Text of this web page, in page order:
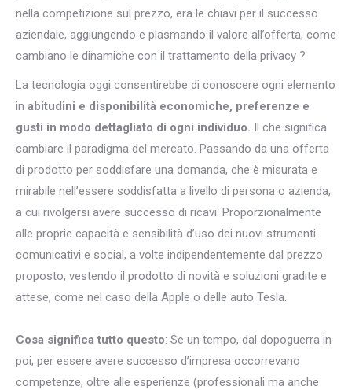
nella competizione sul prezzo, era le chiavi per il successo
aziendale, aggiungendo e plasmando il valore all’offerta, come
cambiano le dinamiche con il trattamento della privacy ?
La tecnologia oggi consentirebbe di conoscere ogni elemento
in abitudini e disponibilità economiche, preferenze e
gusti in modo dettagliato di ogni individuo. Il che significa
cambiare il paradigma del mercato. Passando da una offerta
di prodotto per soddisfare una domanda, che è misurata e
mirabile nell’essere soddisfatta a livello di persona o azienda,
a cui rivolgersi avere successo di ricavi. Proporzionalmente
alle proprie capacità e sensibilità d’uso dei nuovi strumenti
comunicativi e social, a volte indipendentemente dal prezzo
proposto, vestendo il prodotto di novità e soluzioni gradite e
attese, come nel caso della Apple o delle auto Tesla.
Cosa significa tutto questo: Se un tempo, dal dopoguerra in
poi, per essere avere successo d’impresa occorrevano
competenze, oltre alle esperienze (professionali ma anche